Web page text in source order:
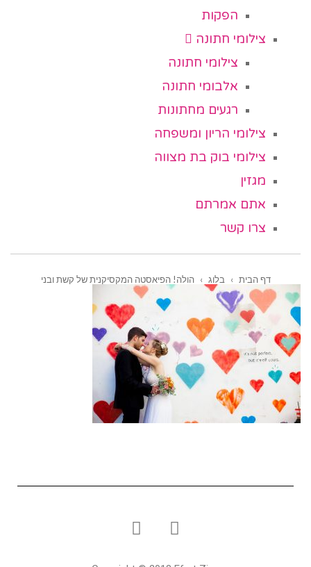
הפקות
צילומי חתונה
צילומי חתונה
אלבומי חתונה
רגעים מחתונות
צילומי הריון ומשפחה
צילומי בוק בת מצווה
מגזין
אתם אמרתם
צרו קשר
דף הבית › בלוג › הולה! הפיאסטה המקסיקנית של קשת ובני